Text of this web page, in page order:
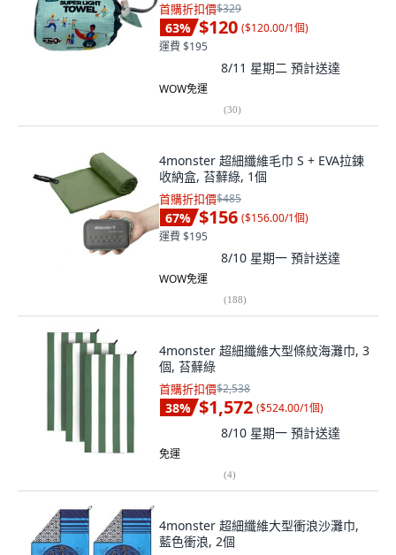
首購折扣價$329
63% $120 ($120.00/1個)
運費 $195
8/11 星期二 預計送達
WOW免運
(30)
4monster 超細纖維毛巾 S + EVA拉鍊
收納盒, 苔蘚綠, 1個
首購折扣價$485
67% $156 ($156.00/1個)
運費 $195
8/10 星期一 預計送達
WOW免運
(188)
4monster 超細纖維大型條紋海灘巾, 3
個, 苔蘚綠
首購折扣價$2,538
38% $1,572 ($524.00/1個)
8/10 星期一 預計送達
免運
(4)
4monster 超細纖維大型衝浪沙灘巾,
藍色衝浪, 2個